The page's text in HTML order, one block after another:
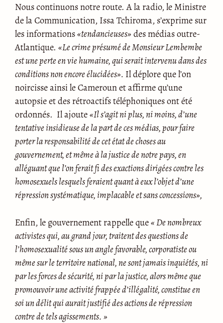
Nous continuons notre route. A la radio, le Ministre
de la Communication, Issa Tchiroma, s’exprime sur
les informations«tendancieuses» des médias outre-
Atlantique. «Le crime présumé de Monsieur Lembembe
est une perte en vie humaine, qui serait intervenu dans des
conditions non encore élucidées». Il déplore que l’on
noircisse ainsi le Cameroun et affirme qu’une
autopsie et des rétroactifs téléphoniques ont été
ordonnés. Il ajoute«Il s’agit ni plus, ni moins, d’une
tentative insidieuse de la part de ces médias, pour faire
porter la responsabilité de cet état de choses au
gouvernement, et même à la justice de notre pays, en
alléguant que l’on ferait fi des exactions dirigées contre les
homosexuels lesquels feraient quant à eux l’objet d’une
répression systématique, implacable et sans concessions»,
Enfin, le gouvernement rappelle que« De nombreux
activistes qui, au grand jour, traitent des questions de
l’homosexualité sous un angle favorable, corporatiste ou
même sur le territoire national, ne sont jamais inquiétés, ni
par les forces de sécurité, ni par la justice, alors même que
promouvoir une activité frappée d’illégalité, constitue en
soi un délit qui aurait justifié des actions de répression
contre de tels agissements. »